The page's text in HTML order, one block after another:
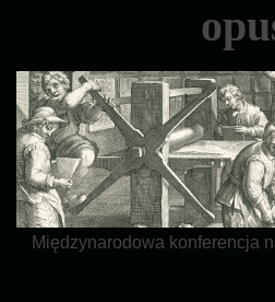
Międzynarodowa konferencja